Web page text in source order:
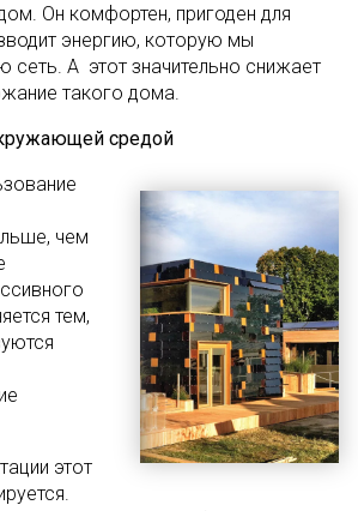
Он комфортен, пригоден для
энергию, которую мы
А этот значительно снижает
такого дома.
средой
чем
тем,
этот